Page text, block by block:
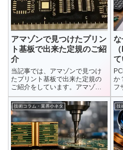
アマゾンで見つけたプリン
ト基板で出来た定規のご紹
介
当記事では、アマゾンで見つけ
たプリント基板で出来た定規の
ご紹介をしています。アマゾン
でプリント基板というキーワー
ドで検索...
な
て
か
フ
AI
能
ま
を
技術コラム・業界小ネタ 技